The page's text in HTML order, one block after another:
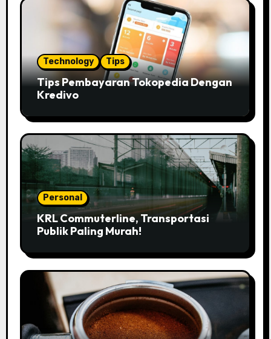
Technology Tips
Tips Pembayaran Tokopedia Dengan
Kredivo
Personal
KRL Commuterline, Transportasi
Publik Paling Murah!